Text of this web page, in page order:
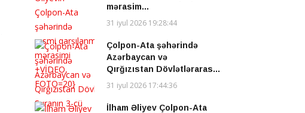
mərasim...
31 iyul 2026 19:28:44
Çolpon-Ata şəhərində
Azərbaycan və
Qırğızıstan Dövlətləraras...
31 iyul 2026 17:44:36
İlham Əliyev Çolpon-Ata